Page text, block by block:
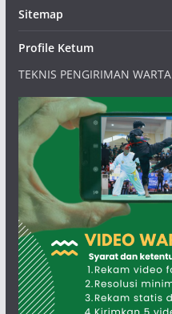
Sitemap
Profile Ketum
TEKNIS PENGIRIMAN WARTA